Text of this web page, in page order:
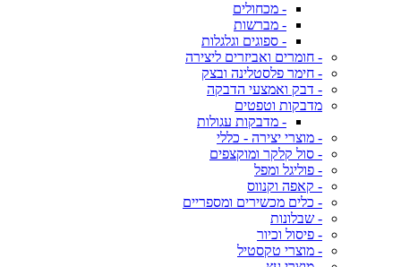
- מכחולים
- מברשות
- ספוגים וגלגלות
- חומרים ואביזרים ליצירה
- חימר פלסטלינה ובצק
- דבק ואמצעי הדבקה
מדבקות וטפטים
- מדבקות עגולות
- מוצרי יצירה - כללי
- סול קלקר ומוקצפים
- פוליגל ומפל
- קאפה וקנווס
- כלים מכשירים ומספריים
- שבלונות
- פיסול וכיור
- מוצרי טקסטיל